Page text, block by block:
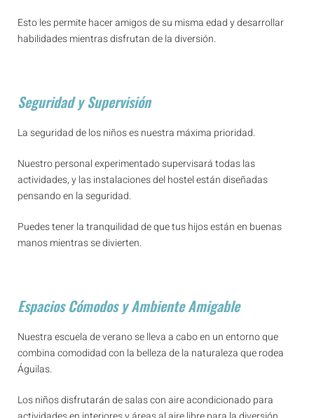
Esto les permite hacer amigos de su misma edad y desarrollar
habilidades mientras disfrutan de la diversión.
Seguridad y Supervisión
La seguridad de los niños es nuestra máxima prioridad.
Nuestro personal experimentado supervisará todas las
actividades, y las instalaciones del hostel están diseñadas
pensando en la seguridad.
Puedes tener la tranquilidad de que tus hijos están en buenas
manos mientras se divierten.
Espacios Cómodos y Ambiente Amigable
Nuestra escuela de verano se lleva a cabo en un entorno que
combina comodidad con la belleza de la naturaleza que rodea
Águilas.
Los niños disfrutarán de salas con aire acondicionado para